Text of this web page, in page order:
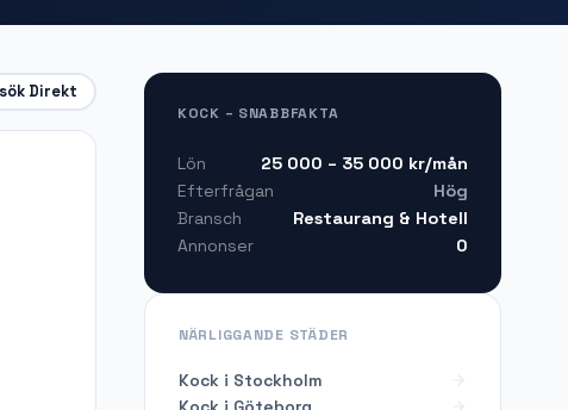
Direkt
KOCK – SNABBFAKTA
Lön 25 000 – 35 000 kr/mån
Efterfrågan
Hög
Bransch
Restaurang & Hotell
Annonser
0
NÄRLIGGANDE STÄDER
Kock i Stockholm